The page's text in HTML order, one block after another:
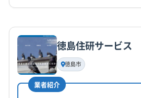
年中無休
電話番号
公式HP
公式サイトなし
基本情報
代表者名
谷雅史
所在地
徳島住研サービス
徳島市
業者紹介